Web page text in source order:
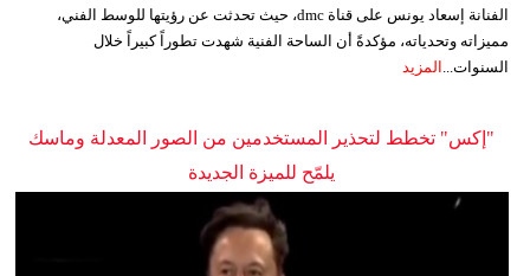
الفنانة إسعاد يونس على قناة dmc، حيث تحدثت عن رؤيتها للوسط الفني،
مميزاته وتحدياته، مؤكدةً أن الساحة الفنية شهدت تطوراً كبيراً خلال
السنوات... المزيد
"إكس" تخطط لتحذير المستخدمين من الصور المعدلة وماسك
يلمّح للميزة الجديدة